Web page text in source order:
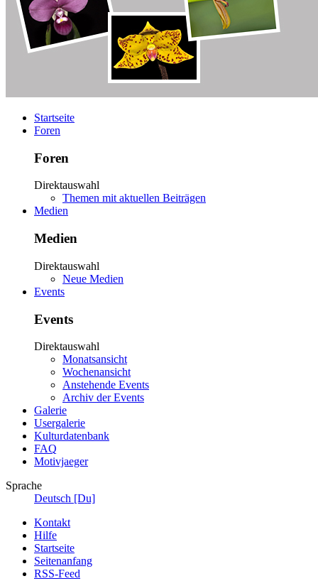
Startseite
Foren
Foren
Direktauswahl
Themen mit aktuellen Beiträgen
Medien
Medien
Direktauswahl
Neue Medien
Events
Events
Direktauswahl
Monatsansicht
Wochenansicht
Anstehende Events
Archiv der Events
Galerie
Usergalerie
Kulturdatenbank
FAQ
Motivjaeger
Sprache
Deutsch [Du]
Kontakt
Hilfe
Startseite
Seitenanfang
RSS-Feed